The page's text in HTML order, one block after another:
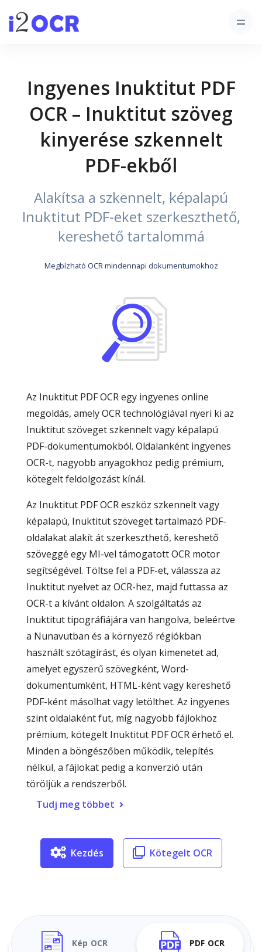
Ingyenes Inuktitut PDF
OCR – Inuktitut szöveg
kinyerése szkennelt
PDF-ekből
Alakítsa a szkennelt, képalapú
Inuktitut PDF-eket szerkeszthető,
kereshető tartalommá
Megbízható OCR mindennapi dokumentumokhoz
Az Inuktitut PDF OCR egy ingyenes online
megoldás, amely OCR technológiával nyeri ki az
Inuktitut szöveget szkennelt vagy képalapú
PDF-dokumentumokból. Oldalanként ingyenes
OCR-t, nagyobb anyagokhoz pedig prémium,
kötegelt feldolgozást kínál.
Az Inuktitut PDF OCR eszköz szkennelt vagy
képalapú, Inuktitut szöveget tartalmazó PDF-
oldalakat alakít át szerkeszthető, kereshető
szöveggé egy MI-vel támogatott OCR motor
segítségével. Töltse fel a PDF-et, válassza az
Inuktitut nyelvet az OCR-hez, majd futtassa az
OCR-t a kívánt oldalon. A szolgáltatás az
Inuktitut tipográfiájára van hangolva, beleértve
a Nunavutban és a környező régiókban
használt szótagírást, és olyan kimenetet ad,
amelyet egyszerű szövegként, Word-
dokumentumként, HTML-ként vagy kereshető
PDF-ként másolhat vagy letölthet. Az ingyenes
szint oldalaként fut, míg nagyobb fájlokhoz
prémium, kötegelt Inuktitut PDF OCR érhető el.
Minden a böngészőben működik, telepítés
nélkül, a fájlokat pedig a konverzió után
töröljük a rendszerből.
Tudj meg többet
Kezdés Kötegelt OCR
Kép OCR PDF OCR